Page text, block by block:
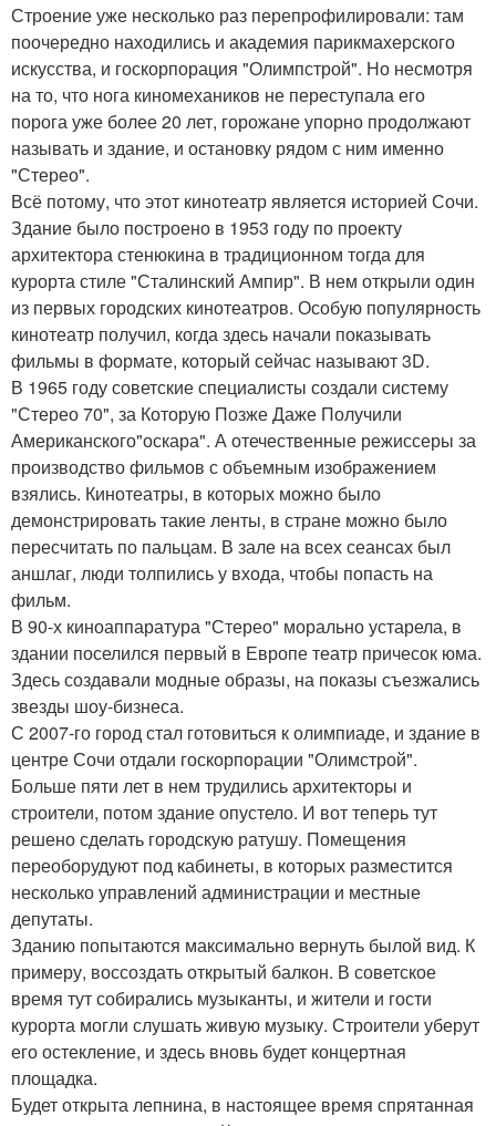
Строение уже несколько раз перепрофилировали: там
поочередно находились и академия парикмахерского
искусства, и госкорпорация "Олимпстрой". Но несмотря
на то, что нога киномехаников не переступала его
порога уже более 20 лет, горожане упорно продолжают
называть и здание, и остановку рядом с ним именно
"Стерео".
Всё потому, что этот кинотеатр является историей Сочи.
Здание было построено в 1953 году по проекту
архитектора стенюкина в традиционном тогда для
курорта стиле "Сталинский Ампир". В нем открыли один
из первых городских кинотеатров. Особую популярность
кинотеатр получил, когда здесь начали показывать
фильмы в формате, который сейчас называют 3D.
В 1965 году советские специалисты создали систему
"Стерео 70", за Которую Позже Даже Получили
Американского"оскара". А отечественные режиссеры за
производство фильмов с объемным изображением
взялись. Кинотеатры, в которых можно было
демонстрировать такие ленты, в стране можно было
пересчитать по пальцам. В зале на всех сеансах был
аншлаг, люди толпились у входа, чтобы попасть на
фильм.
В 90-х киноаппаратура "Стерео" морально устарела, в
здании поселился первый в Европе театр причесок юма.
Здесь создавали модные образы, на показы съезжались
звезды шоу-бизнеса.
С 2007-го город стал готовиться к олимпиаде, и здание в
центре Сочи отдали госкорпорации "Олимстрой".
Больше пяти лет в нем трудились архитекторы и
строители, потом здание опустело. И вот теперь тут
решено сделать городскую ратушу. Помещения
переоборудуют под кабинеты, в которых разместится
несколько управлений администрации и местные
депутаты.
Зданию попытаются максимально вернуть былой вид. К
примеру, воссоздать открытый балкон. В советское
время тут собирались музыканты, и жители и гости
курорта могли слушать живую музыку. Строители уберут
его остекление, и здесь вновь будет концертная
площадка.
Будет открыта лепнина, в настоящее время спрятанная